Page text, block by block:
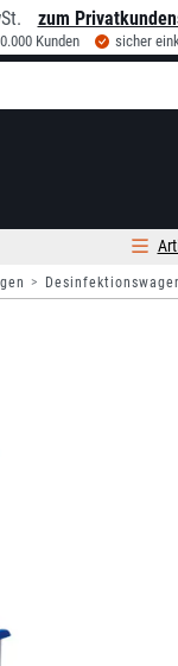
zum
Kunden sicher